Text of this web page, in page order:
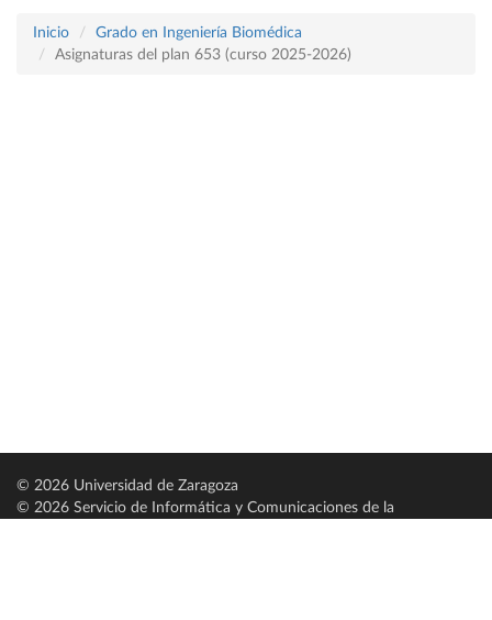
Inicio
Grado en Ingeniería Biomédica
Asignaturas del plan 653 (curso 2025-2026)
© 2026 Universidad de Zaragoza
© 2026 Servicio de Informática y Comunicaciones de la